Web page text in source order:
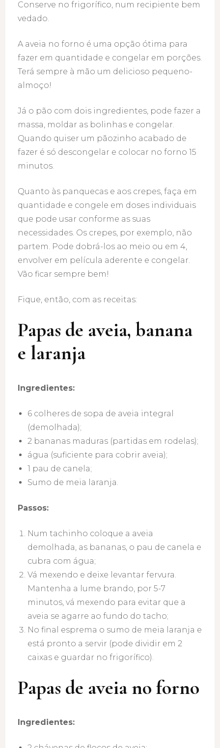
Conserve no frigorífico, num recipiente bem
vedado.
A aveia no forno é uma opção ótima para
fazer em quantidade e congelar em porções.
Terá sempre à mão um delicioso pequeno-
almoço!
Já o pão com dois ingredientes, pode fazer a
massa, moldar as bolinhas e congelar.
Quando quiser um pãozinho acabado de
fazer é só descongelar e colocar no forno 15
minutos.
Quanto às panquecas e aos crepes, faça em
quantidade e congele em doses individuais
que pode usar conforme as suas
necessidades. Os crepes, por exemplo, não
partem. Pode dobrá-los ao meio ou em 4,
envolver em película aderente e congelar.
Vão ficar sempre bem!
Fique, então, com as receitas:
Papas de aveia, banana
e laranja
Ingredientes:
6 colheres de sopa de aveia integral
(demolhada);
2 bananas maduras (partidas em rodelas);
água (suficiente para cobrir aveia);
1 pau de canela;
Sumo de meia laranja.
Passos:
Num tachinho coloque a aveia
demolhada, as bananas, o pau de canela e
cubra com água;
Vá mexendo e deixe levantar fervura.
Mantenha a lume brando, por 5-7
minutos, vá mexendo para evitar que a
aveia se agarre ao fundo do tacho;
No final esprema o sumo de meia laranja e
está pronto a servir (pode dividir em 2
caixas e guardar no frigorífico).
Papas de aveia no forno
Ingredientes: